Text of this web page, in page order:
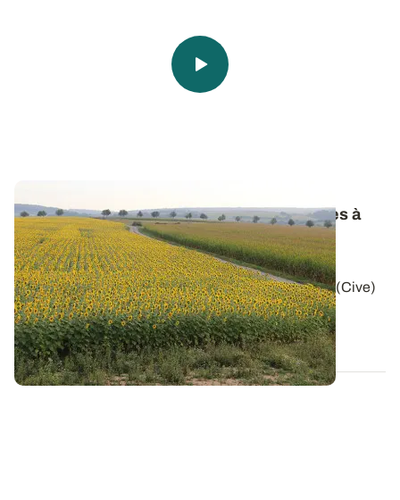
Méthanisation - Les cultures intermédiaires à
vocation énergétique : un itinéraire bien
spécifique
Les cultures intermédiaires à vocation énergétique (Cive)
ont un pouvoir méthanogène...
13 JUILL. 2017